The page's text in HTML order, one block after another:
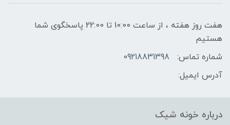
هفت روز هفته ، از ساعت 10:00 تا 22:00 پاسخگوی شما
هستیم
شماره تماس:
09218831398
آدرس ایمیل:
درباره خونه شیک